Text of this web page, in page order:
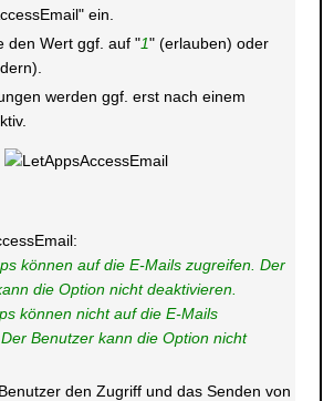
ein.
den Wert ggf. auf "1" (erlauben) oder
werden ggf. erst nach einem
können auf die E-Mails zugreifen. Der
die Option nicht deaktivieren.
können nicht auf die E-Mails
Benutzer kann die Option nicht
den Zugriff und das Senden von